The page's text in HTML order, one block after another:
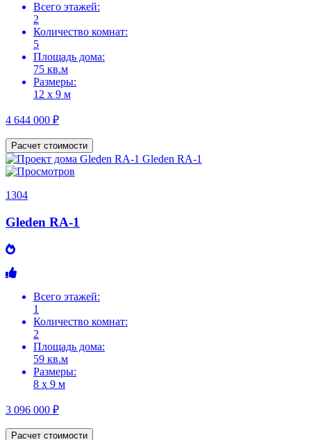
Всего этажей:
2
Количество комнат:
5
Площадь дома:
75 кв.м
Размеры:
12 х 9 м
4 644 000 ₽
Расчет стоимости
1304
Gleden RA-1
Всего этажей:
1
Количество комнат:
2
Площадь дома:
59 кв.м
Размеры:
8 х 9 м
3 096 000 ₽
Расчет стоимости